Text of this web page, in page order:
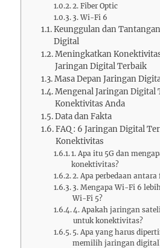
2. Fiber Optic
3. Wi-Fi 6
Keunggulan dan
Digital
Meningkatkan
Jaringan Digital Terbaik
Masa Depan Jaringan
Mengenal Jaringan Digital
Konektivitas Anda
Data dan Fakta
FAQ : 6 Jaringan Digital
Konektivitas
1. Apa itu 5G dan
konektivitas?
2. Apa perbedaan
3. Mengapa Wi-Fi 6
Wi-Fi 5?
4. Apakah jaringan
untuk konektivitas?
5. Apa yang harus
memilih jaringan